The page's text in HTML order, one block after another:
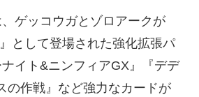
ゲッコウガとゾロアークが
』として登場された強化拡張パ
イト&ニンフィアGX』『デデ
の作戦』など強力なカードが